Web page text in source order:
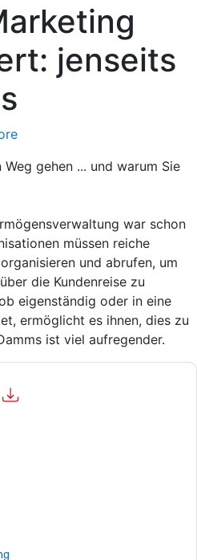
jenseits
gehen ... und warum Sie
war schon
müssen reiche
und abrufen, um
die Kundenreise zu
eigenständig oder in eine
ermöglicht es ihnen, dies zu
ist viel aufregender.